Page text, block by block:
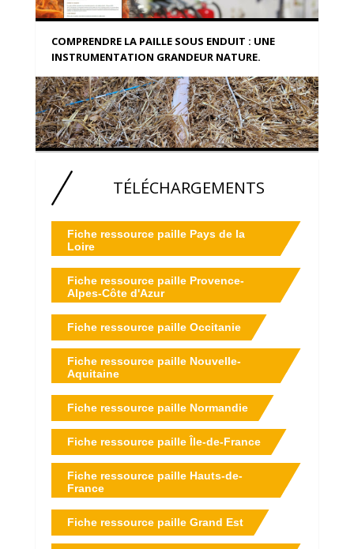
COMPRENDRE LA PAILLE SOUS ENDUIT : UNE
INSTRUMENTATION GRANDEUR NATURE.
TÉLÉCHARGEMENTS
Fiche ressource paille Pays de la
Loire
Fiche ressource paille Provence-
Alpes-Côte d'Azur
Fiche ressource paille Occitanie
Fiche ressource paille Nouvelle-
Aquitaine
Fiche ressource paille Normandie
Fiche ressource paille Île-de-France
Fiche ressource paille Hauts-de-
France
Fiche ressource paille Grand Est